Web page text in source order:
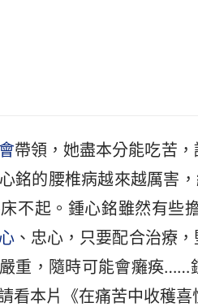
帶領，她盡本分能吃苦
銘的腰椎病越來越厲害
不起。鍾心銘雖然有些
、忠心，只要配合治療
重，隨時可能會癱痪……
看本片《在痛苦中收穫喜